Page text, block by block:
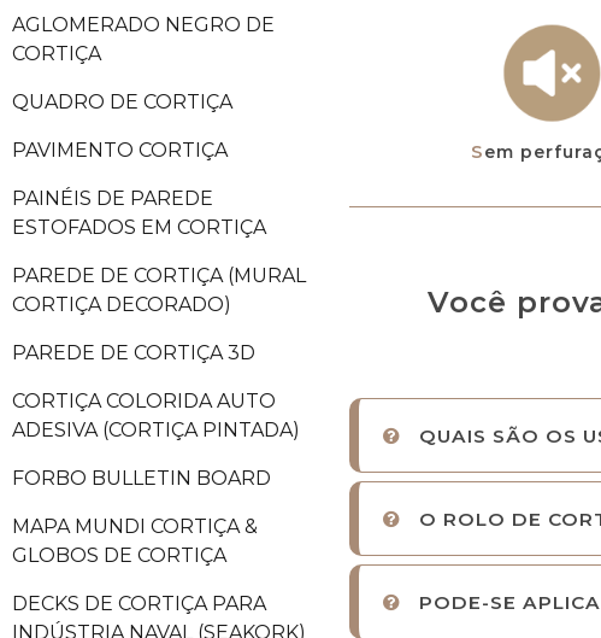
AGLOMERADO NEGRO DE
CORTIÇA
QUADRO DE CORTIÇA
PAVIMENTO CORTIÇA
PAINÉIS DE PAREDE
ESTOFADOS EM CORTIÇA
PAREDE DE CORTIÇA (MURAL
CORTIÇA DECORADO)
PAREDE DE CORTIÇA 3D
CORTIÇA COLORIDA AUTO
ADESIVA (CORTIÇA PINTADA)
FORBO BULLETIN BOARD
MAPA MUNDI CORTIÇA &
GLOBOS DE CORTIÇA
DECKS DE CORTIÇA PARA
INDÚSTRIA NAVAL (SEAKORK)
Sem
Você
QUAIS SÃO OS
O ROLO DE
PODE-SE